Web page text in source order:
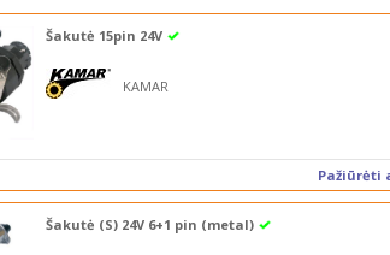
Šakutė 15pin 24V
KAMAR
Pažiūrėti
Šakutė (S) 24V 6+1 pin (metal)